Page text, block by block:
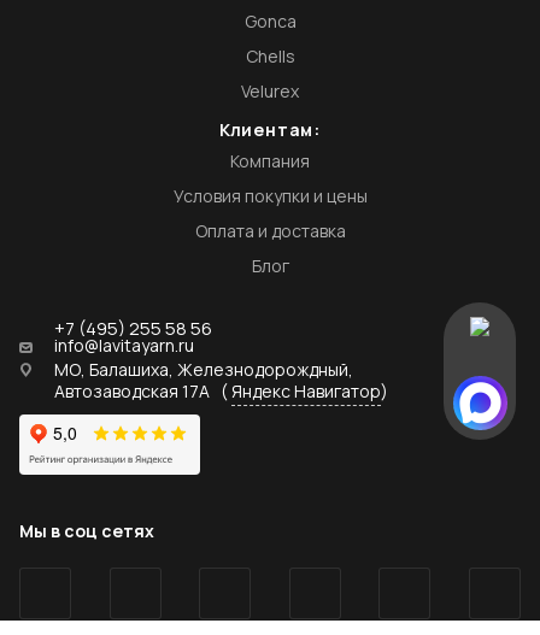
Gonca
Chells
Velurex
Клиентам:
Компания
Условия покупки и цены
Оплата и доставка
Блог
+7 (495) 255 58 56
info@lavitayarn.ru
МО, Балашиха, Железнодорождный,
Автозаводская 17А (Яндекс Навигатор)
Мы в соц сетях